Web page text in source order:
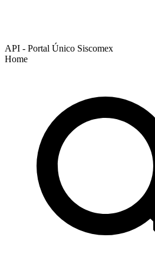
API - Portal Único Siscomex
Home